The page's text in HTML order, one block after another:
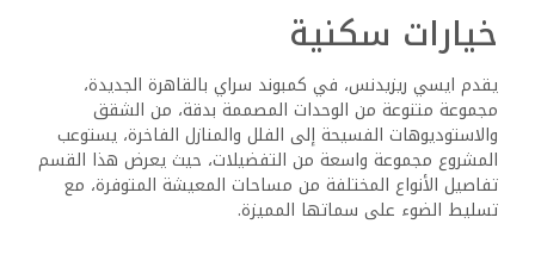
خيارات سكنية
يقدم ايسي ريزيدنس، في كمبوند سراي بالقاهرة الجديدة،
مجموعة متنوعة من الوحدات المصممة بدقة، من الشقق
والاستوديوهات الفسيحة إلى الفلل والمنازل الفاخرة، يستوعب
المشروع مجموعة واسعة من التفضيلات، حيث يعرض هذا القسم
تفاصيل الأنواع المختلفة من مساحات المعيشة المتوفرة، مع
تسليط الضوء على سماتها المميزة.